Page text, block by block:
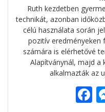
Ruth kezdetben
technikát, azonban
célú használata során
pozitív eredményeken
számára is elérhetővé
Alapítványnál, majd a
alkalmazták az
F